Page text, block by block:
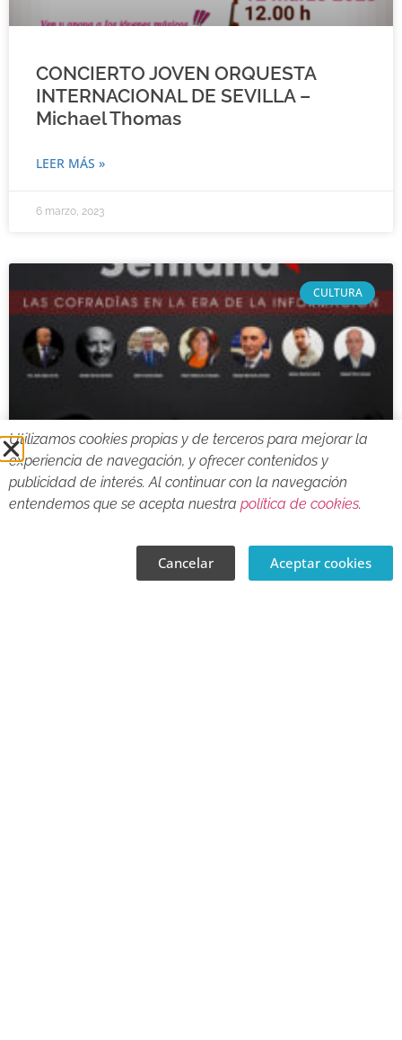
CONCIERTO JOVEN ORQUESTA
INTERNACIONAL DE SEVILLA –
Michael Thomas
LEER MÁS »
6 marzo, 2023
CULTURA
JORNADA «CABRA, SANTA
Utilizamos cookies propias y de terceros para mejorar la
experiencia de navegación, y ofrecer contenidos y
publicidad de interés. Al continuar con la navegación
entendemos que se acepta nuestra política de cookies.
Cancelar Aceptar cookies